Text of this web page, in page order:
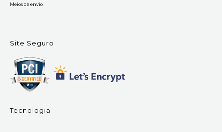
Meios de envio
Site Seguro
Tecnologia